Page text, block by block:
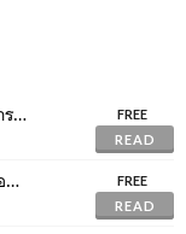
“ติ่ง ได้ ตังค์”- จาก ‘ติ่งคอซองสายหวีด’ สู่การเป็น ‘ศิลปินงานแฟนอาร์ต’
FREE
READ
ทลายกำแพงขวางกั้นฉัน-เธอ เปิดใจเรียนรู้ออทิสซึมในชั้นเรียนชีวิต
FREE
READ